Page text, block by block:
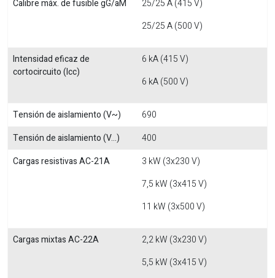
Calibre máx. de fusible gG/aM
25/25 A (415 V)
25/25 A (500 V)
Intensidad eficaz de
cortocircuito (Icc)
6 kA (415 V)
6 kA (500 V)
Tensión de aislamiento (V~)
690
Tensión de aislamiento (V...)
400
Cargas resistivas AC-21A
3 kW (3x230 V)
7,5 kW (3x415 V)
11 kW (3x500 V)
Cargas mixtas AC-22A
2,2 kW (3x230 V)
5,5 kW (3x415 V)